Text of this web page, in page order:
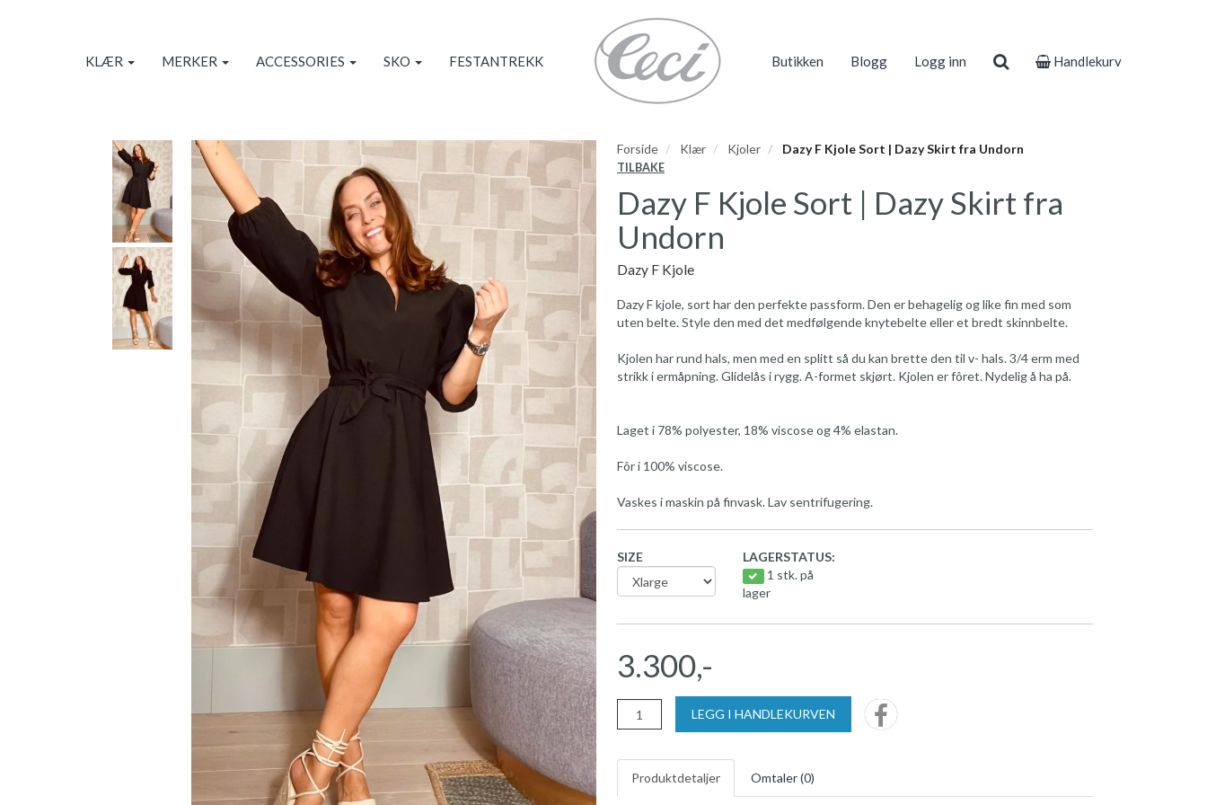
KLÆR MERKER ACCESSORIES SKO FESTANTREKK Butikken Blogg Logg inn Handlekurv
Forside Klær Kjoler Dazy F Kjole Sort | Dazy Skirt fra Undorn
TILBAKE
Dazy F Kjole Sort | Dazy Skirt fra
Undorn
Dazy F Kjole
Dazy F kjole, sort har den perfekte passform. Den er behagelig og like fin med som
uten belte. Style den med det medfølgende knytebelte eller et bredt skinnbelte.
Kjolen har rund hals, men med en splitt så du kan brette den til v- hals. 3/4 erm med
strikk i ermåpning. Glidelås i rygg. A-formet skjørt. Kjolen er fôret. Nydelig å ha på.
Laget i 78% polyester, 18% viscose og 4% elastan.
Fôr i 100% viscose.
Vaskes i maskin på finvask. Lav sentrifugering.
SIZE
LAGERSTATUS:
1 stk. på
lager
3.300,-
LEGG I HANDLEKURVEN
Produktdetaljer Omtaler (0)